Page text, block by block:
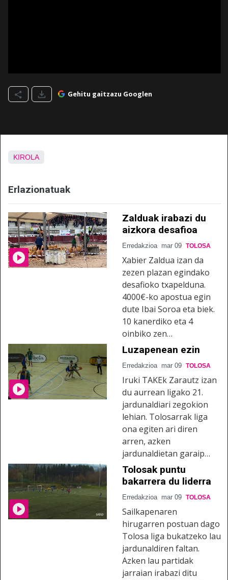
Gehitu gaitzazu Googlen
KIROLA
Erlazionatuak
Zalduak irabazi du
aizkora desafioa
Erredakzioa mar 09 TOLOSA
Xabier Zaldua izan da
zezen plazan egindako
desafioko txapelduna.
4000€-ko apostua egin
dute Ibai Soroa eta biek.
10 kanerdiko eta 4
oinbiko zen…
Luzapenean ezin
Erredakzioa mar 09 TOLOSA
Iruki TAKEk Zarautz izan
du aurrean ligako 21.
jardunaldiari zegokion
lehian. Tolosarrak liga
ona egiten ari diren
arren, azken
jardunaldietan garaip…
Tolosak puntu
bakarrera du liderra
Erredakzioa mar 09 TOLOSA
Sailkapenaren
hirugarren postuan dago
Tolosa liga bukatzeko lau
jardunaldiren faltan.
Azken lau partidak
jarraian irabazi ditu